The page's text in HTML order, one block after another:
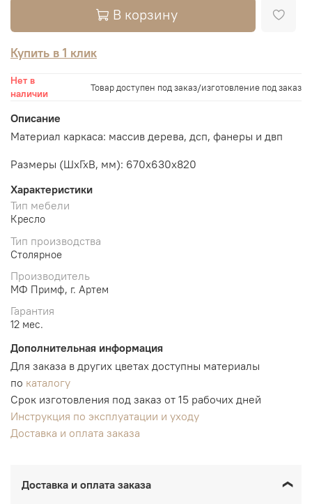
В корзину
Купить в 1 клик
Нет в
наличии
Товар доступен под заказ/изготовление под заказ
Описание
Материал каркаса: массив дерева, дсп, фанеры и двп
Размеры (ШхГхВ, мм): 670х630х820
Характеристики
Тип мебели
Кресло
Тип производства
Столярное
Производитель
МФ Примф, г. Артем
Гарантия
12 мес.
Дополнительная информация
Для заказа в других цветах доступны материалы
по каталогу
Срок изготовления под заказ от 15 рабочих дней
Инструкция по эксплуатации и уходу
Доставка и оплата заказа
Доставка и оплата заказа